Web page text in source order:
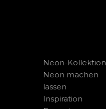
Neon-Kollektion
Neon machen
lassen
Inspiration